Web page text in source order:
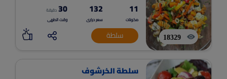
18329
11
مكونات
132
سعر حرارى
30 دقيقة
وقت الطهى
سلطة
سلطة الخرشوف